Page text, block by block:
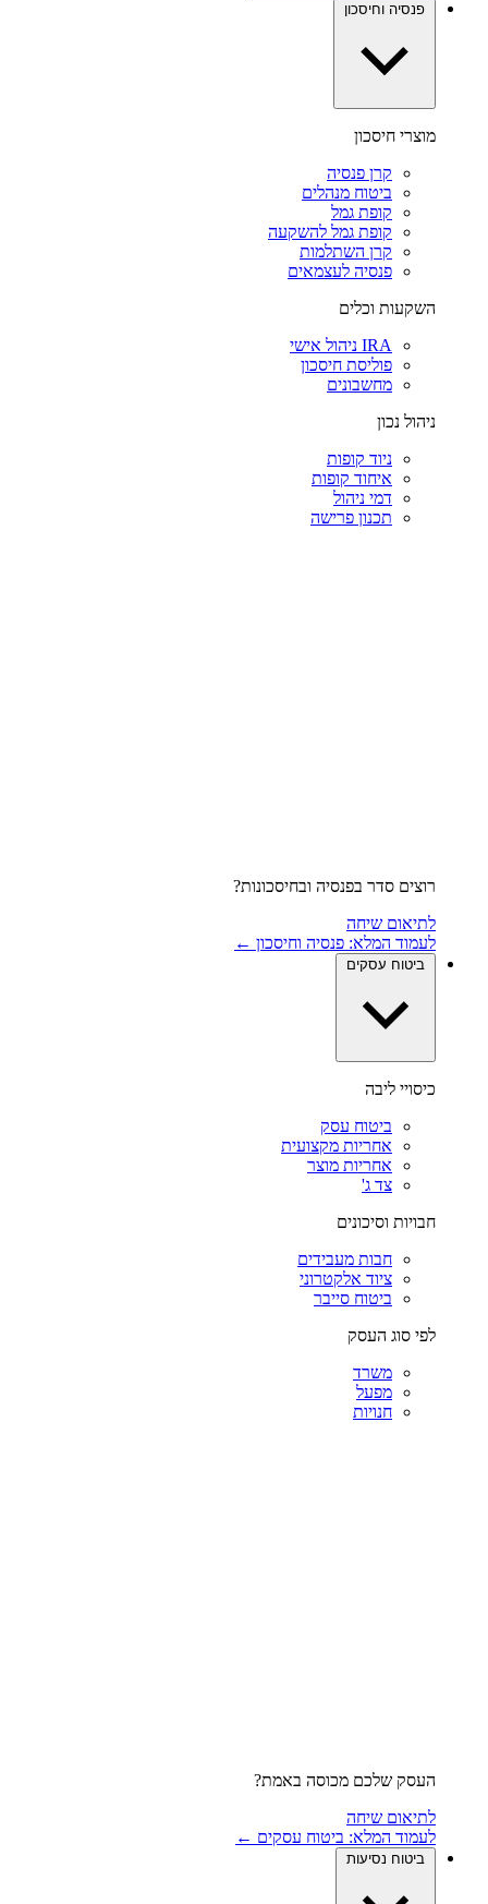
פנסיה וחיסכון
מוצרי חיסכון
קרן פנסיה
ביטוח מנהלים
קופת גמל
קופת גמל להשקעה
קרן השתלמות
פנסיה לעצמאים
השקעות וכלים
IRA ניהול אישי
פוליסת חיסכון
מחשבונים
ניהול נכון
ניוד קופות
איחוד קופות
דמי ניהול
תכנון פרישה
רוצים סדר בפנסיה ובחיסכונות?
לתיאום שיחה
לעמוד המלא: פנסיה וחיסכון ←
ביטוח עסקים
כיסויי ליבה
ביטוח עסק
אחריות מקצועית
אחריות מוצר
צד ג'
חבויות וסיכונים
חבות מעבידים
ציוד אלקטרוני
ביטוח סייבר
לפי סוג העסק
משרד
מפעל
חנויות
העסק שלכם מכוסה באמת?
לתיאום שיחה
לעמוד המלא: ביטוח עסקים ←
ביטוח נסיעות